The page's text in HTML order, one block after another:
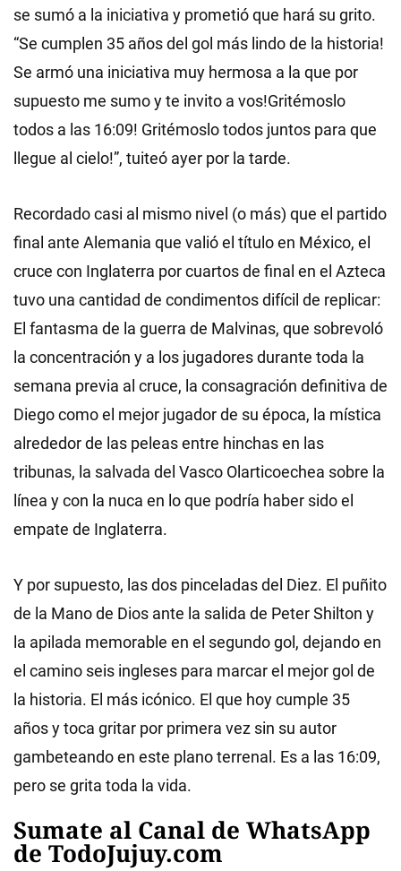
se sumó a la iniciativa y prometió que hará su grito.
“Se cumplen 35 años del gol más lindo de la historia!
Se armó una iniciativa muy hermosa a la que por
supuesto me sumo y te invito a vos!Gritémoslo
todos a las 16:09! Gritémoslo todos juntos para que
llegue al cielo!”, tuiteó ayer por la tarde.
Recordado casi al mismo nivel (o más) que el partido
final ante Alemania que valió el título en México, el
cruce con Inglaterra por cuartos de final en el Azteca
tuvo una cantidad de condimentos difícil de replicar:
El fantasma de la guerra de Malvinas, que sobrevoló
la concentración y a los jugadores durante toda la
semana previa al cruce, la consagración definitiva de
Diego como el mejor jugador de su época, la mística
alrededor de las peleas entre hinchas en las
tribunas, la salvada del Vasco Olarticoechea sobre la
línea y con la nuca en lo que podría haber sido el
empate de Inglaterra.
Y por supuesto, las dos pinceladas del Diez. El puñito
de la Mano de Dios ante la salida de Peter Shilton y
la apilada memorable en el segundo gol, dejando en
el camino seis ingleses para marcar el mejor gol de
la historia. El más icónico. El que hoy cumple 35
años y toca gritar por primera vez sin su autor
gambeteando en este plano terrenal. Es a las 16:09,
pero se grita toda la vida.
Sumate al Canal de WhatsApp
de TodoJujuy.com